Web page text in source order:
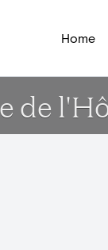
Home
de